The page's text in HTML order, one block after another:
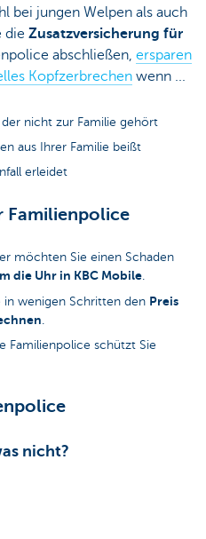
bei jungen Welpen als auch
die Zusatzversicherung für
abschließen, ersparen
Kopfzerbrechen wenn ...
nicht zur Familie gehört
aus Ihrer Familie beißt
erleidet
Familienpolice
möchten Sie einen Schaden
die Uhr in KBC Mobile.
in wenigen Schritten den Preis
.
Familienpolice schützt Sie
nicht?